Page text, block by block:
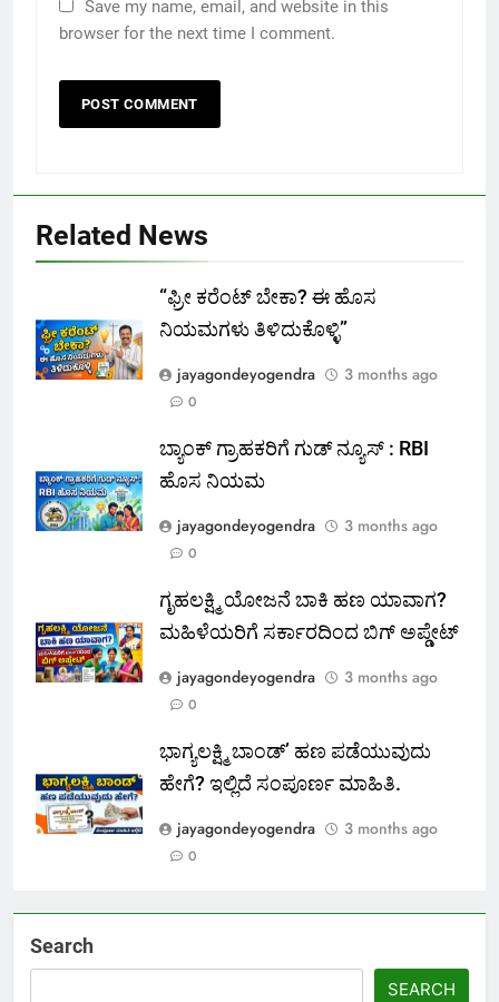
Save my name, email, and website in this
browser for the next time I comment.
Related News
“ಫ್ರೀ ಕರೆಂಟ್‌ ಬೇಕಾ? ಈ ಹೊಸ
ನಿಯಮಗಳು ತಿಳಿದುಕೊಳ್ಳಿ”
jayagondeyogendra
3 months ago
0
ಬ್ಯಾಂಕ್ ಗ್ರಾಹಕರಿಗೆ ಗುಡ್ ನ್ಯೂಸ್ : RBI
ಹೊಸ ನಿಯಮ
jayagondeyogendra
3 months ago
0
ಗೃಹಲಕ್ಷ್ಮಿ ಯೋಜನೆ ಬಾಕಿ ಹಣ ಯಾವಾಗ?
ಮಹಿಳೆಯರಿಗೆ ಸರ್ಕಾರದಿಂದ ಬಿಗ್ ಅಪ್ಡೇಟ್
jayagondeyogendra
3 months ago
0
ಭಾಗ್ಯಲಕ್ಷ್ಮಿ ಬಾಂಡ್’ ಹಣ ಪಡೆಯುವುದು
ಹೇಗೆ? ಇಲ್ಲಿದೆ ಸಂಪೂರ್ಣ ಮಾಹಿತಿ.
jayagondeyogendra
3 months ago
0
Search
SEARCH